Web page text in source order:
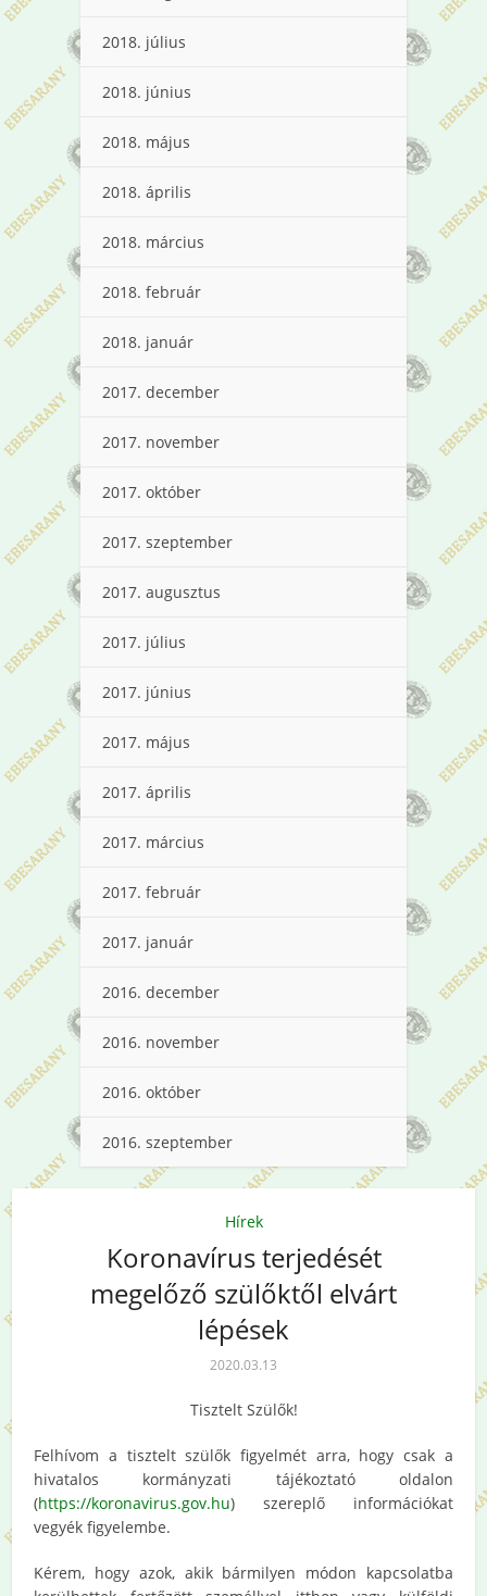
2018. július
2018. június
2018. május
2018. április
2018. március
2018. február
2018. január
2017. december
2017. november
2017. október
2017. szeptember
2017. augusztus
2017. július
2017. június
2017. május
2017. április
2017. március
2017. február
2017. január
2016. december
2016. november
2016. október
2016. szeptember
Hírek
Koronavírus terjedését
megelőző szülőktől elvárt
lépések
2020.03.13
Tisztelt Szülők!
Felhívom a tisztelt szülők figyelmét arra, hogy csak a
hivatalos kormányzati tájékoztató oldalon
(https://koronavirus.gov.hu) szereplő információkat
vegyék figyelembe.
Kérem, hogy azok, akik bármilyen módon kapcsolatba